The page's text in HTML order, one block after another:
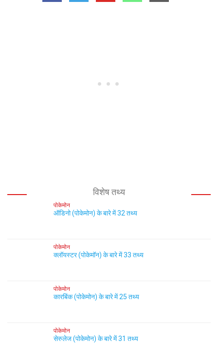
विशेष तथ्य
पोकेमोन
ऑडिनो (पोकेमोन) के बारे में 32 तथ्य
पोकेमोन
क्लॉयस्टर (पोकेमॉन) के बारे में 33 तथ्य
पोकेमोन
कारबिंक (पोकेमोन) के बारे में 25 तथ्य
पोकेमोन
सेरुलेज (पोकेमोन) के बारे में 31 तथ्य